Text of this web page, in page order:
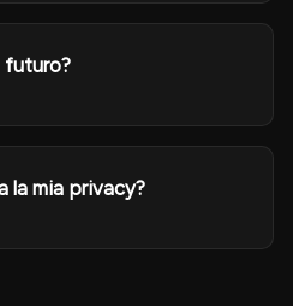
futuro?
la mia privacy?